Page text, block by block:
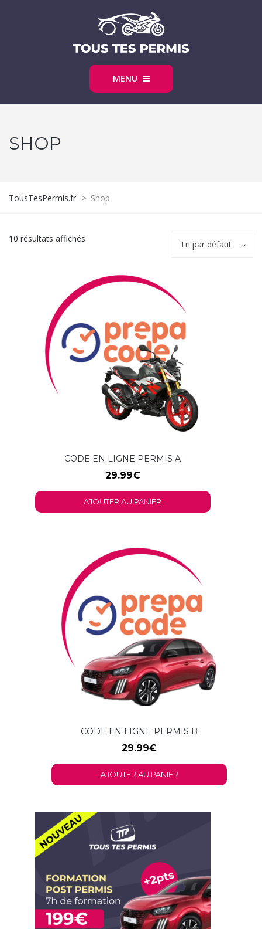
MENU
SHOP
TousTesPermis.fr > Shop
10 résultats affichés
Tri par défaut
CODE EN LIGNE PERMIS A
29.99€
AJOUTER AU PANIER
CODE EN LIGNE PERMIS B
29.99€
AJOUTER AU PANIER